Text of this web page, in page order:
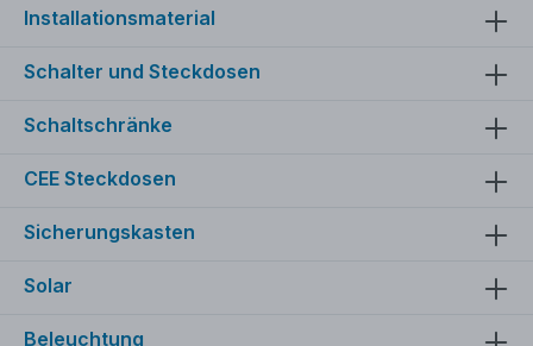
Installationsmaterial
Schalter und Steckdosen
Schaltschränke
CEE Steckdosen
Sicherungskasten
Solar
Beleuchtung